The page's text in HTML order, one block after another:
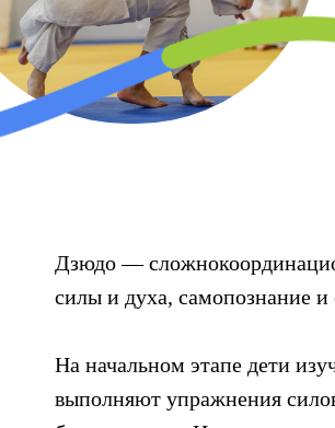
Дзюдо —
силы и духа, самопознание и
На начальном этапе дети
выполняют упражнения